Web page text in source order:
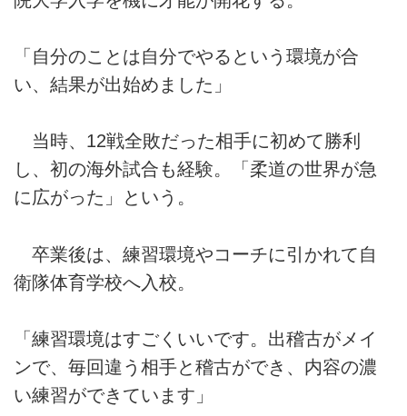
「自分のことは自分でやるという環境が合
い、結果が出始めました」
当時、12戦全敗だった相手に初めて勝利
し、初の海外試合も経験。「柔道の世界が急
に広がった」という。
卒業後は、練習環境やコーチに引かれて自
衛隊体育学校へ入校。
「練習環境はすごくいいです。出稽古がメイ
ンで、毎回違う相手と稽古ができ、内容の濃
い練習ができています」